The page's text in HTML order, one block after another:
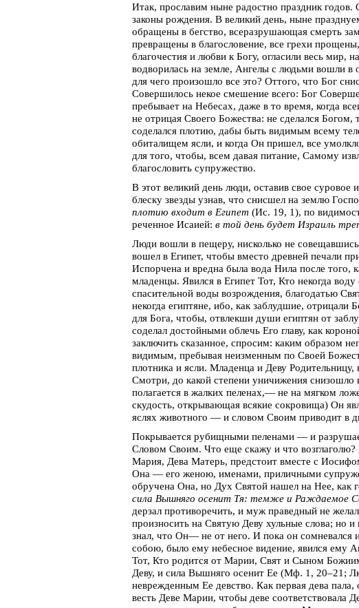
Итак, прославим ныне радостно праздник
законы рождения. В великий день, ныне
обращены в бегство, всеразрушающая смерть
превращены в благословение, все грехи
благочестия и любви к Богу, огласили весь мир,
водворилась на земле, Ангелы с людьми вошли
для чего произошло все это? Оттого, что Бог
Совершилось некое смешение всего: Бог
пребывает на Небесах, даже в то время, когда
не отрицая Своего Божества: не сделался
соделался плотию, дабы быть видимым всему
обиталищем ясли, и когда Он пришел, все
для того, чтобы, всем давая питание, Самому
благословить супружество.
В этот великий день люди, оставив свое суровое
блеску звезды узнав, что снисшел на землю
плотию входит в Египет (Ис. 19, 1), по
реченное Исаией: в той день будет Израиль
Люди вошли в пещеру, нисколько не
вошел в Египет, чтобы вместо древней печали
Испорчена и вредна была вода Нила после того,
младенцы. Явился в Египет Тот, Кто некогда
спасительной воды возрождения, благодатью
некогда египтяне, ибо, как заблудшие, отрицали
для Бога, чтобы, отвлекши души египтян от
соделал достойными облечь Его главу, как
заключить сказанное, спросим: каким образом
видимым, пребывая неизменным по Своей
плотника и ясли. Младенца и Деву
Смотри, до какой степени уничижения снизошло
полагается в жалких пеленах,— не на мягком
скудость, открывающая всякие сокровища) Он
яслях животного — и словом Своим приводит в
Покрывается рубищными пеленами — и
Словом Своим. Что еще скажу и что
Мария, Дева Матерь, предстоит вместе с
Она — его женою, именами, приличными
обручена Она, но Дух Святой нашел на Нее, как
сила Вышняго осенит Тя: темже и Раждаемое
дерзал противоречить, и муж праведный не
произносить на Святую Деву хульные слова; но
знал, что Он— не от него. И пока он сомневался
собою, было ему небесное видение, явился ему
Тот, Кто родится от Марии, Свят и Сыном
Деву, и сила Вышняго осенит Ее (Мф. 1, 20–21;
неврежденным Ее девство. Как первая дева
весть Деве Марии, чтобы деве